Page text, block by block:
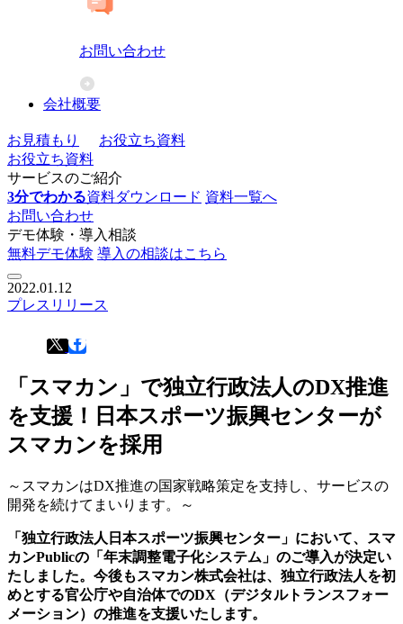
お問い合わせ
会社概要
お見積もり
お役立ち資料
お役立ち資料
サービスのご紹介
3分でわかる資料ダウンロード 資料一覧へ
お問い合わせ
デモ体験・導入相談
無料デモ体験 導入の相談はこちら
2022.01.12
プレスリリース
「スマカン」で独立行政法人のDX推進
を支援！日本スポーツ振興センターが
スマカンを採用
～スマカンはDX推進の国家戦略策定を支持し、サービスの
開発を続けてまいります。～
「独立行政法人日本スポーツ振興センター」において、スマ
カンPublicの「年末調整電子化システム」のご導入が決定い
たしました。今後もスマカン株式会社は、独立行政法人を初
めとする官公庁や自治体でのDX（デジタルトランスフォー
メーション）の推進を支援いたします。